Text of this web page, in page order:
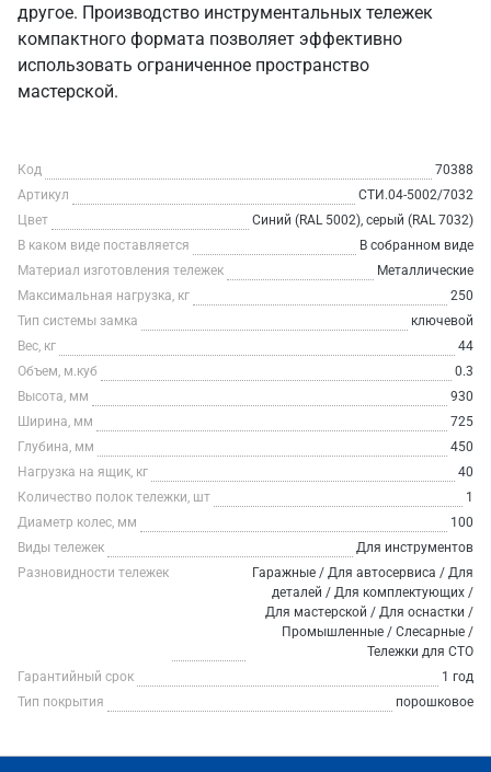
другое. Производство инструментальных тележек
компактного формата позволяет эффективно
использовать ограниченное пространство
мастерской.
Код
70388
Артикул
СТИ.04-5002/7032
Цвет
Синий (RAL 5002), серый (RAL 7032)
В каком виде поставляется
В собранном виде
Материал изготовления тележек
Металлические
Максимальная нагрузка, кг
250
Тип системы замка
ключевой
Вес, кг
44
Объем, м.куб
0.3
Высота, мм
930
Ширина, мм
725
Глубина, мм
450
Нагрузка на ящик, кг
40
Количество полок тележки, шт
1
Диаметр колес, мм
100
Виды тележек
Для инструментов
Разновидности тележек
Гаражные / Для автосервиса / Для
деталей / Для комплектующих /
Для мастерской / Для оснастки /
Промышленные / Слесарные /
Тележки для СТО
Гарантийный срок
1 год
Тип покрытия
порошковое